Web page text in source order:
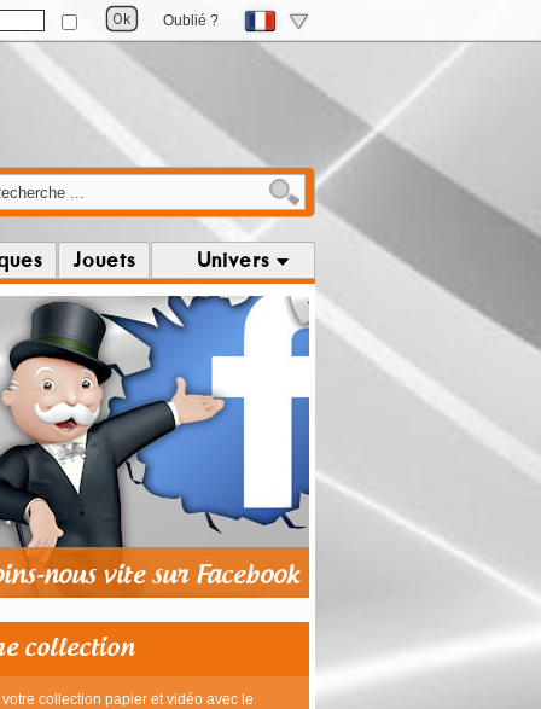
Oublié ?
Jouets Univers
collection
collection papier et vidéo avec le